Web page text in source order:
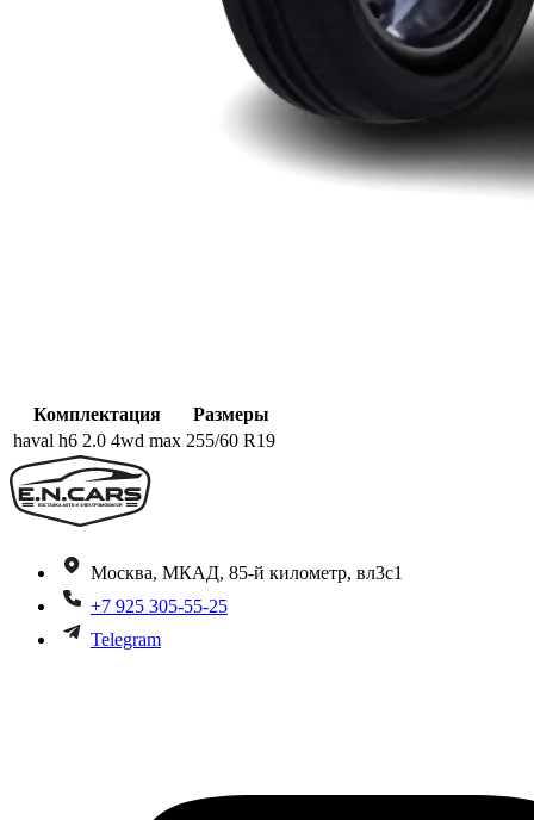
Комплектация
Размеры
haval h6 2.0 4wd max 255/60 R19
Москва, МКАД, 85-й километр, вл3с1
+7 925 305-55-25
Telegram